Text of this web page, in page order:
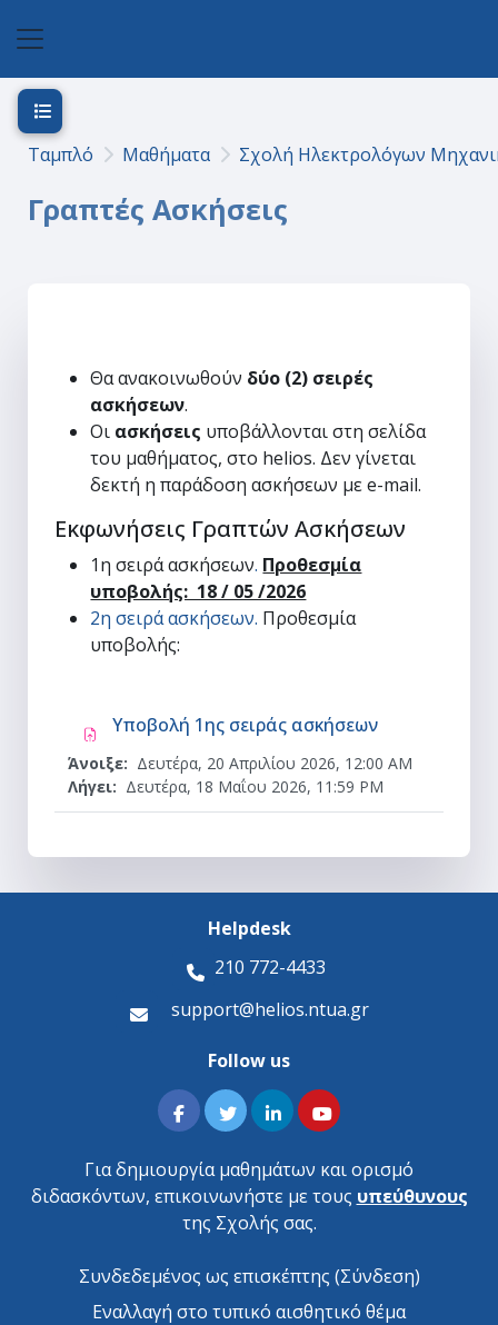
Ταμπλό Μαθήματα Σχολή Ηλεκτρολόγων
Γραπτές Ασκήσεις
Άνοιγμα ευρετηρίου μαθήματος
Θα ανακοινωθούν δύο (2) σειρές
ασκήσεων.
Οι ασκήσεις υποβάλλονται στη σελίδα
του μαθήματος, στο helios. Δεν γίνεται
δεκτή η παράδοση ασκήσεων με e-mail.
Εκφωνήσεις Γραπτών Ασκήσεων
1η σειρά ασκήσεων. Προθεσμία
υποβολής: 18 / 05 /2026
2η σειρά ασκήσεων. Προθεσμία
υποβολής:
Υποβολή 1ης σειράς ασκήσεωνΑνάθεση
Άνοιξε: Δευτέρα, 20 Απριλίου 2026, 12:00 AM
Λήγει: Δευτέρα, 18 Μαΐου 2026, 11:59 PM
Helpdesk
210 772-4433
support@helios.ntua.gr
Follow us
Για δημιουργία μαθημάτων και ορισμό
διδασκόντων, επικοινωνήστε με τους υπεύθυνους
της Σχολής σας.
Συνδεδεμένος ως επισκέπτης (Σύνδεση)
Εναλλαγή στο τυπικό αισθητικό θέμα